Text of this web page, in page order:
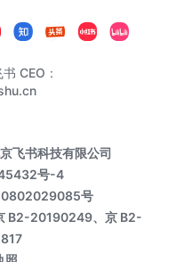
CEO：
书科技有限公司
号-4
号
B2-20190249、京 B2-